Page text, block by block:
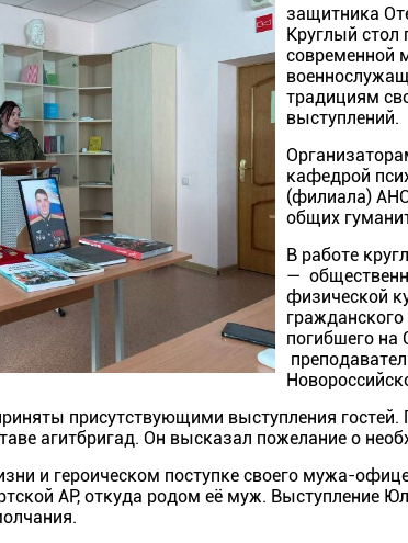
защитника
Круглый стол
современной
традициям
выступлений.
кафедрой
(филиала)
общих
В работе
—
физической
погибшего
присутствующими выступления
агитбригад. Он высказал пожелание о
и героическом поступке своего мужа-
АР, откуда родом её муж. Выступление